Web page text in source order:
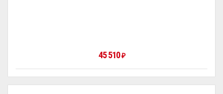
45 510₽